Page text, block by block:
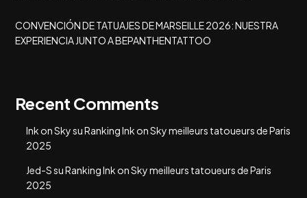
CONVENCIÓN DE TATUAJES DE MARSEILLE 2026: NUESTRA
EXPERIENCIA JUNTO A BEPANTHENTATTOO
Recent Comments
Ink on SkysuRanking Ink on Sky meilleurs tatoueurs de Paris
2025
Jed-SsuRanking Ink on Sky meilleurs tatoueurs de Paris
2025